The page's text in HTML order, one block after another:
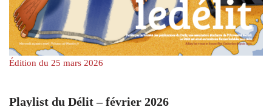
Édition du 25 mars 2026
Playlist du Délit – février 2026